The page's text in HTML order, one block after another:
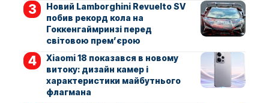
Новий Lamborghini Revuelto SV
побив рекорд кола на
Гоккенгаймринзі перед
світовою прем’єрою
Xiaomi 18 показався в новому
витоку: дизайн камер і
характеристики майбутнього
флагмана